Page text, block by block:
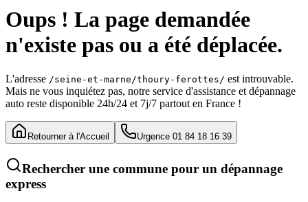
Oups ! La page demandée
n'existe pas ou a été déplacée.
L'adresse /seine-et-marne/thoury-ferottes/ est introuvable.
Mais ne vous inquiétez pas, notre service d'assistance et dépannage
auto reste disponible 24h/24 et 7j/7 partout en France !
Retourner à l'Accueil Urgence 01 84 18 16 39
Rechercher une commune pour un dépannage
express